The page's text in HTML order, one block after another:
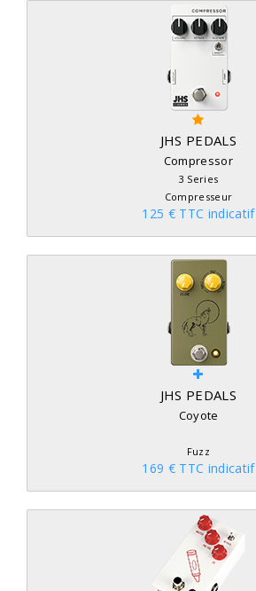
JHS PEDALS
Compressor
3 Series
Compresseur
125 € TTC indicatif
JHS PEDALS
Coyote
Fuzz
169 € TTC indicatif